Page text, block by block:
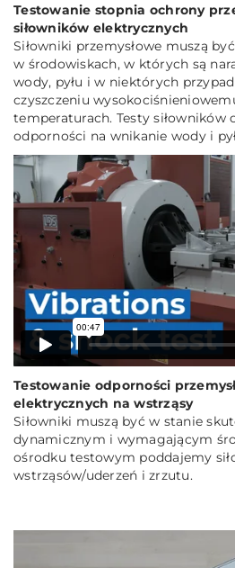
Testowanie stopnia ochrony
siłowników elektrycznych
Siłowniki przemysłowe muszą
w środowiskach, w których są
wody, pyłu i w niektórych
czyszczeniu
temperaturach. Testy siłowników
odporności na wnikanie wody i
Testowanie odporności
elektrycznych na wstrząsy
Siłowniki muszą być w stanie
dynamicznym i wymagającym
ośrodku testowym poddajemy
wstrząsów/uderzeń i zrzutu.